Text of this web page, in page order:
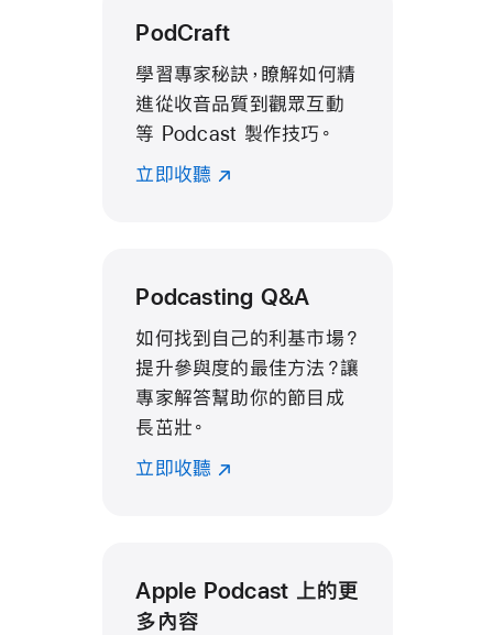
PodCraft
學習專家秘訣，瞭解如何精
進從收音品質到觀眾互動
等 Podcast 製作技巧。
立即收聽
Podcasting Q&A
如何找到自己的利基市場？
提升參與度的最佳方法？讓
專家解答幫助你的節目成
長茁壯。
立即收聽
Apple Podcast 上的更
多內容